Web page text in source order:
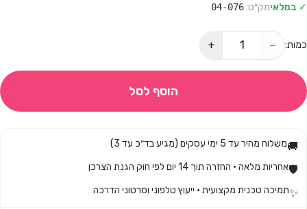
✓ במלאימק״ט:04-076
כמות: −
+
הוסף לסל
🚚משלוח מהיר עד 5 ימי עסקים (מגיע בד״כ עד 3)
🛡️אחריות מלאה · החזרה תוך 14 יום לפי חוק הגנת הצרכן
✨תמיכה טכנית מקצועית · ייעוץ טלפוני וסרטוני הדרכה